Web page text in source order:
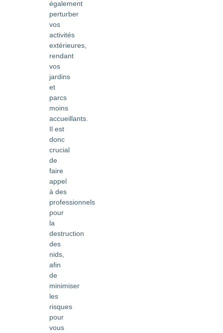
également
perturber
vos
activités
extérieures,
rendant
vos
jardins
et
parcs
moins
accueillants.
Il est
donc
crucial
de
faire
appel
à des
professionnels
pour
la
destruction
des
nids,
afin
de
minimiser
les
risques
pour
vous